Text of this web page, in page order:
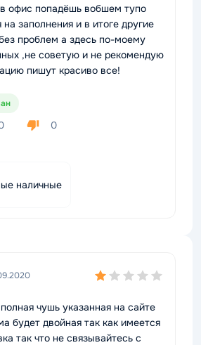
офис попадёшь вобшем тупо
заполнения и в итоге другие
проблем а здесь по-моему
,не советую и не рекомендую
пишут красиво все!
0
наличные
чушь указанная на сайте
будет двойная так как имеется
так что не связывайтесь с